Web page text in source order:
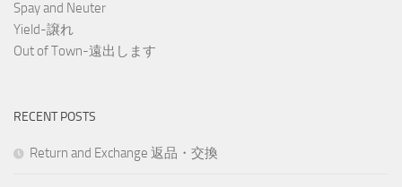
Spay and Neuter
Yield-譲れ
Out of Town-遠出します
RECENT POSTS
Return and Exchange 返品・交換